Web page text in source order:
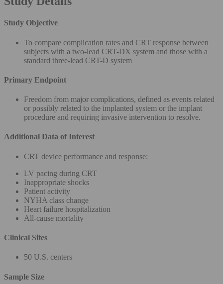
Study Objective
To compare complication rates and CRT response between
subjects with a two-lead CRT-DX system and those with a
standard three-lead CRT-D system
Primary Endpoint
Freedom from major complications, defined as events related
or possibly related to the implanted system or the implant
procedure and requiring invasive intervention to resolve.
Additional Data of Interest
CRT device performance and response:
LV pacing during CRT
Inappropriate shocks
Patient activity
NYHA class change
Heart failure hospitalization
All-cause mortality
Clinical Sites
50 U.S. centers
Sample Size